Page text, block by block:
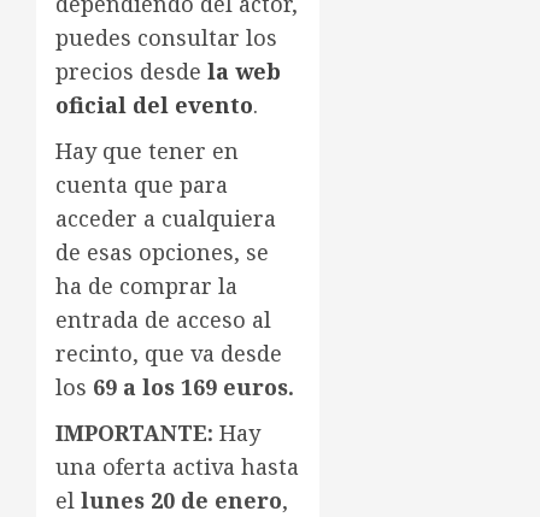
puedes consultar los
precios desde la web
oficial del evento.
Hay que tener en
cuenta que para
acceder a cualquiera
de esas opciones, se
ha de comprar la
entrada de acceso al
recinto, que va desde
los 69 a los 169 euros.
IMPORTANTE: Hay
una oferta activa hasta
el lunes 20 de enero,